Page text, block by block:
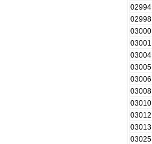
02994
02998
03000
03001
03004
03005
03006
03008
03010
03012
03013
03025